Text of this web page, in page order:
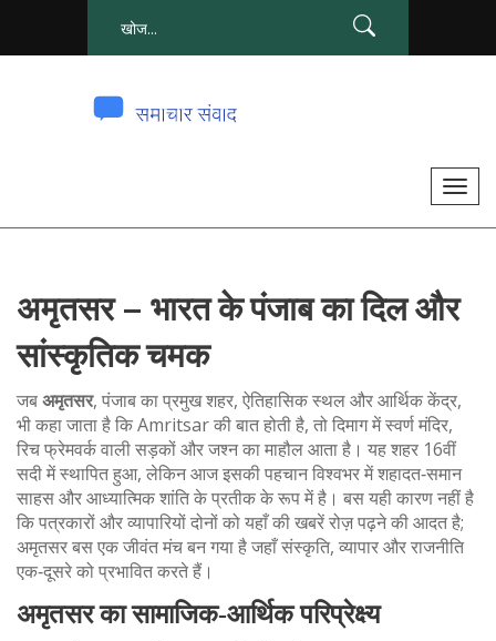
टॉ
सं
त
र
ना
अमृतसर – भारत के पंजाब का दिल और
सांस्कृतिक चमक
जबअमृतसर, पंजाब का प्रमुख शहर, ऐतिहासिक स्थल और आर्थिक केंद्र,
भी कहा जाता है किAmritsarकी बात होती है, तो दिमाग में स्वर्ण मंदिर,
रिच फ्रेमवर्क वाली सड़कों और जश्न का माहौल आता है। यह शहर 16वीं
सदी में स्थापित हुआ, लेकिन आज इसकी पहचान विश्वभर में शहादत‑समान
साहस और आध्यात्मिक शांति के प्रतीक के रूप में है। बस यही कारण नहीं है
कि पत्रकारों और व्यापारियों दोनों को यहाँ की खबरें रोज़ पढ़ने की आदत है;
अमृतसर बस एक जीवंत मंच बन गया है जहाँ संस्कृति, व्यापार और राजनीति
एक‑दूसरे को प्रभावित करते हैं।
अमृतसर का सामाजिक‑आर्थिक परिप्रेक्ष्य